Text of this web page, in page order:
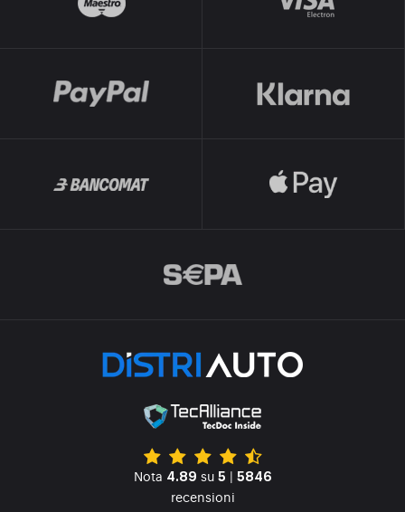
Nota 4.89 su 5 | 5846
recensioni